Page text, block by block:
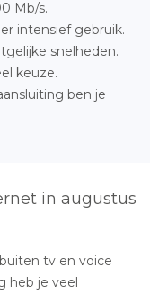
Mb/s.
intensief gebruik.
snelheden.
keuze.
ben je
in augustus
tv en voice
heb je veel